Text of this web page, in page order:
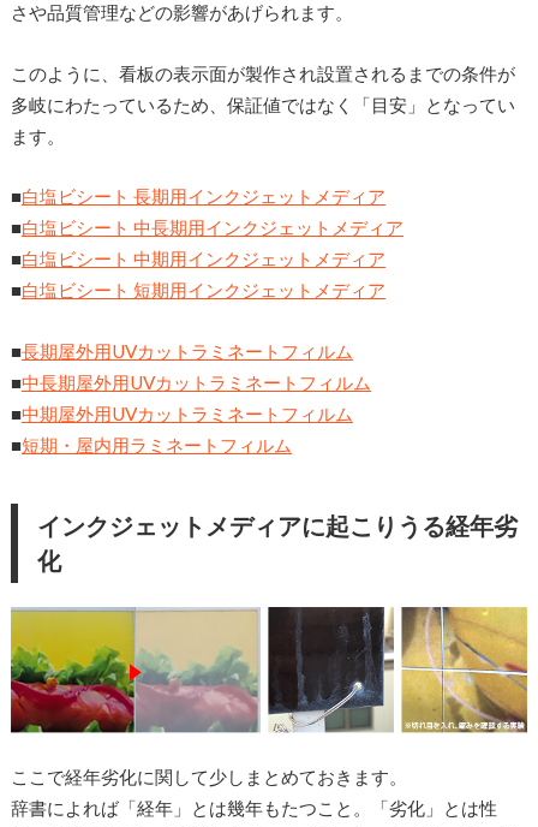
さや品質管理などの影響があげられます。
このように、看板の表示面が製作され設置されるまでの条件が
多岐にわたっているため、保証値ではなく「目安」となってい
ます。
■白塩ビシート 長期用インクジェットメディア
■白塩ビシート 中長期用インクジェットメディア
■白塩ビシート 中期用インクジェットメディア
■白塩ビシート 短期用インクジェットメディア
■長期屋外用UVカットラミネートフィルム
■中長期屋外用UVカットラミネートフィルム
■中期屋外用UVカットラミネートフィルム
■短期・屋内用ラミネートフィルム
インクジェットメディアに起こりうる経年劣
化
ここで経年劣化に関して少しまとめておきます。
辞書によれば「経年」とは幾年もたつこと。「劣化」とは性